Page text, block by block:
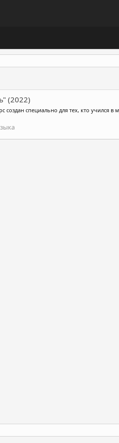
(2022)
специально для тех, кто учился в